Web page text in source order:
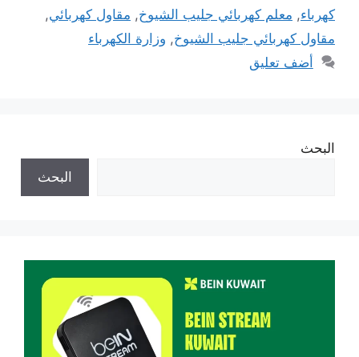
كهرباء, معلم كهربائي جليب الشيوخ, مقاول كهربائي,
مقاول كهربائي جليب الشيوخ, وزارة الكهرباء
أضف تعليق
البحث
البحث